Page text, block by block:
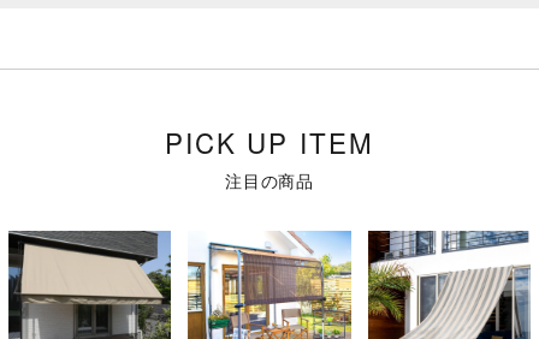
PICK UP ITEM
注目の商品